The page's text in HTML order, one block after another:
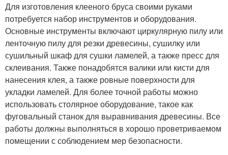
Для изготовления клееного бруса своими руками
потребуется набор инструментов и оборудования.
Основные инструменты включают циркулярную пилу или
ленточную пилу для резки древесины, сушилку или
сушильный шкаф для сушки ламелей, а также пресс для
склеивания. Также понадобятся валики или кисти для
нанесения клея, а также ровные поверхности для
укладки ламелей. Для более точной работы можно
использовать столярное оборудование, такое как
фуговальный станок для выравнивания древесины. Все
работы должны выполняться в хорошо проветриваемом
помещении с соблюдением мер безопасности.